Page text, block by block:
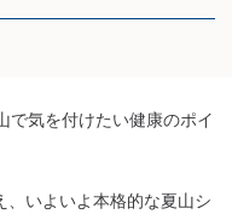
で気を付けたい健康のポイ
いよいよ本格的な夏山シ